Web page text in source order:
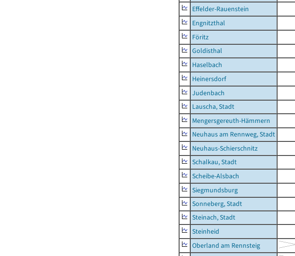
Effelder-Rauenstein
Engnitzthal
Föritz
Goldisthal
Haselbach
Heinersdorf
Judenbach
Lauscha, Stadt
Mengersgereuth-Hämmern
Neuhaus am Rennweg, Stadt
Neuhaus-Schierschnitz
Schalkau, Stadt
Scheibe-Alsbach
Siegmundsburg
Sonneberg, Stadt
Steinach, Stadt
Steinheid
Oberland am Rennsteig